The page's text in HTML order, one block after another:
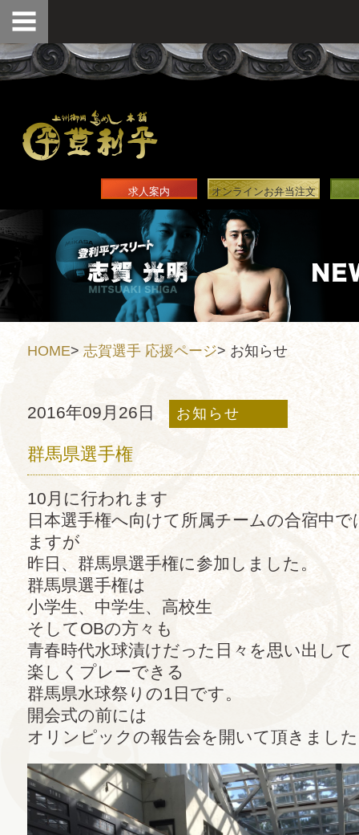
オンラインお弁当注文
求人案内
HOME> 志賀選手 応援ページ> お知らせ
2016年09月26日 お知らせ
群馬県選手権
10月に行われます
日本選手権へ向けて所属チームの合宿中で
ますが
昨日、群馬県選手権に参加しました。
群馬県選手権は
小学生、中学生、高校生
そしてOBの方々も
青春時代水球漬けだった日々を思い出して
楽しくプレーできる
群馬県水球祭りの1日です。
開会式の前には
オリンピックの報告会を開いて頂きまし